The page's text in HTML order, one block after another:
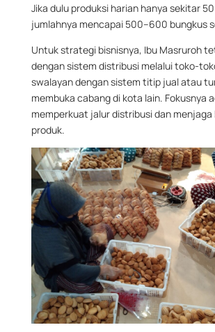
Jika dulu produksi harian hanya sekitar
jumlahnya mencapai 500–600 bungkus
Untuk strategi bisnisnya, Ibu Masruroh
dengan sistem distribusi melalui toko-
swalayan dengan sistem titip jual atau
membuka cabang di kota lain. Fokusnya
memperkuat jalur distribusi dan
produk.